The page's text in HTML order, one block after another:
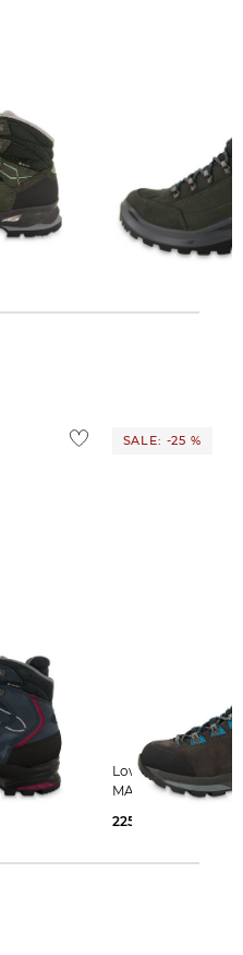
Lowa | Damen Trekkingschuhe
RENEGADE EVO
SALE: -25 %
Lowa | Damen Trekkingschuhe
MAURIA EVO GTX
225,99 €